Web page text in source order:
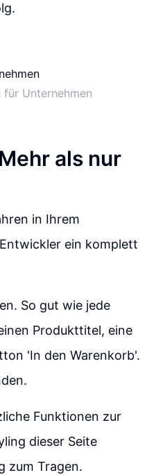
Unternehmen
als nur
in Ihrem
ein komplett
So gut wie jede
Produkttitel, eine
'In den Warenkorb'.
Funktionen zur
dieser Seite
zum Tragen.